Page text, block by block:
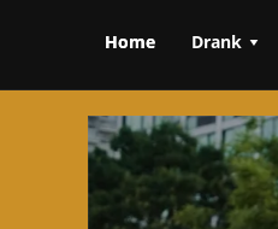
Home Drank